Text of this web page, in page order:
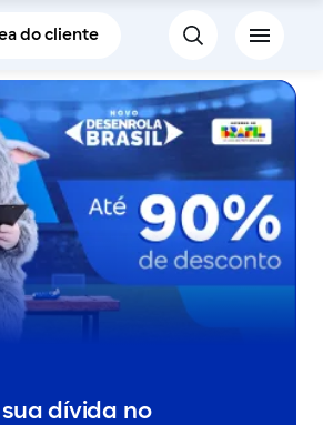
principal
do cliente
dívida no